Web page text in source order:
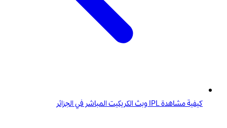
كيفية مشاهدة IPL وبث الكريكيت المباشر في الجزائر